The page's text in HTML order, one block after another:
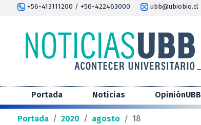
+56-413111200 / +56-422463000 ubb@ubiobio.cl
Portada Noticias OpiniónUBB
Portada / 2020 / agosto / 18